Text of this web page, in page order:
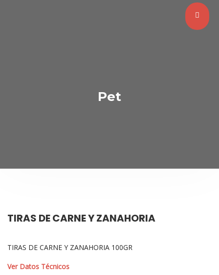
Pet
TIRAS DE CARNE Y ZANAHORIA
TIRAS DE CARNE Y ZANAHORIA 100GR
Ver Datos Técnicos